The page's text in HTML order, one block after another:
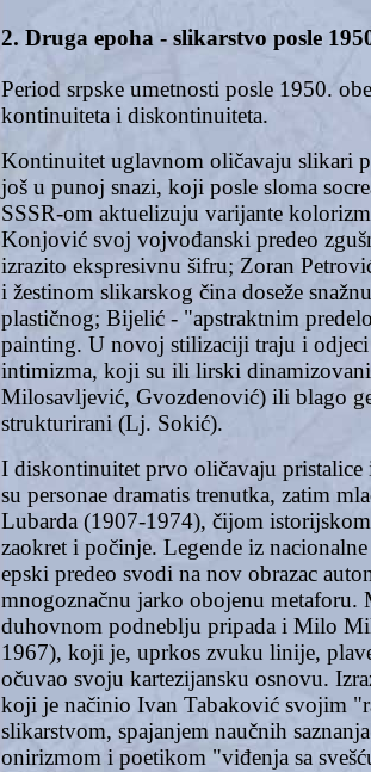
2. Druga epoha - slikarstvo posle
Period srpske umetnosti posle 1950.
kontinuiteta i diskontinuiteta.
Kontinuitet uglavnom oličavaju slikari
još u punoj snazi, koji posle sloma
SSSR-om aktuelizuju varijante
Konjović svoj vojvođanski predeo
izrazito ekspresivnu šifru; Zoran
i žestinom slikarskog čina doseže
plastičnog; Bijelić - "apstraktnim
painting. U novoj stilizaciji traju i odjeci
intimizma, koji su ili lirski
Milosavljević, Gvozdenović) ili blago
strukturirani (Lj. Sokić).
I diskontinuitet prvo oličavaju pristalice
su personae dramatis trenutka, zatim
Lubarda (1907-1974), čijom
zaokret i počinje. Legende iz
epski predeo svodi na nov obrazac
mnogoznačnu jarko obojenu metaforu.
duhovnom podneblju pripada i Milo
1967), koji je, uprkos zvuku linije,
očuvao svoju kartezijansku osnovu.
koji je načinio Ivan Tabaković svojim
slikarstvom, spajanjem naučnih
onirizmom i poetikom "viđenja sa